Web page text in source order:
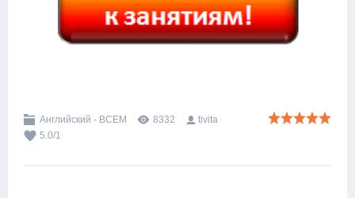
Английский - ВСЕМ 8332
tivita
5.0/1